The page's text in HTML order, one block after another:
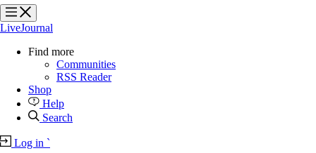
?
?
LiveJournal
Find more
Communities
RSS Reader
Shop
Help
Search
Log in `